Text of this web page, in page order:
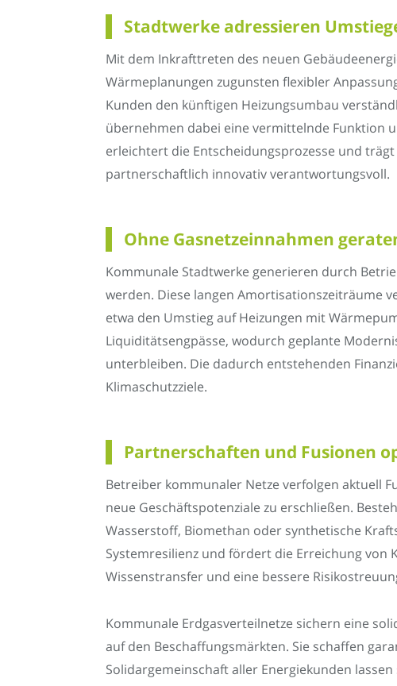
Stadtwerke adressieren
Mit dem Inkrafttreten des neuen
Wärmeplanungen zugunsten flexibler
Kunden den künftigen Heizungsumbau
übernehmen dabei eine vermittelnde Funktion
erleichtert die Entscheidungsprozesse und
partnerschaftlich innovativ verantwortungsvoll.
Ohne Gasnetzeinnahmen
Kommunale Stadtwerke generieren durch
werden. Diese langen Amortisationszeiträume
etwa den Umstieg auf Heizungen mit
Liquiditätsengpässe, wodurch geplante
unterbleiben. Die dadurch entstehenden
Klimaschutzziele.
Partnerschaften und Fusionen
Betreiber kommunaler Netze verfolgen aktuell
neue Geschäftspotenziale zu erschließen.
Wasserstoff, Biomethan oder synthetische
Systemresilienz und fördert die Erreichung von
Wissenstransfer und eine bessere
Kommunale Erdgasverteilnetze sichern eine
auf den Beschaffungsmärkten. Sie schaffen
Solidargemeinschaft aller Energiekunden